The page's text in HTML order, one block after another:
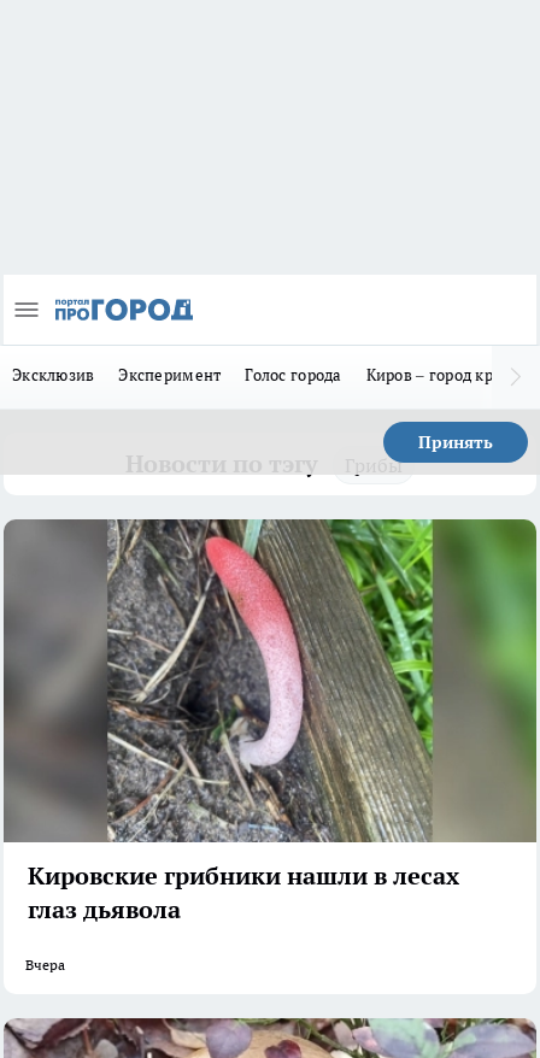
Эксклюзив Эксперимент Голос города Киров – город
Принять
Грибы
Кировские грибники нашли в лесах
глаз дьявола
Вчера